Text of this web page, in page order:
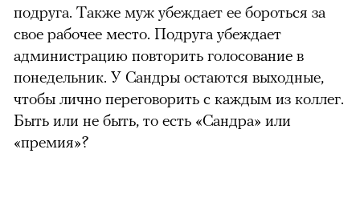
подруга. Также муж убеждает ее бороться за
свое рабочее место. Подруга убеждает
администрацию повторить голосование в
понедельник. У Сандры остаются выходные,
чтобы лично переговорить с каждым из коллег.
Быть или не быть, то есть «Сандра» или
«премия»?